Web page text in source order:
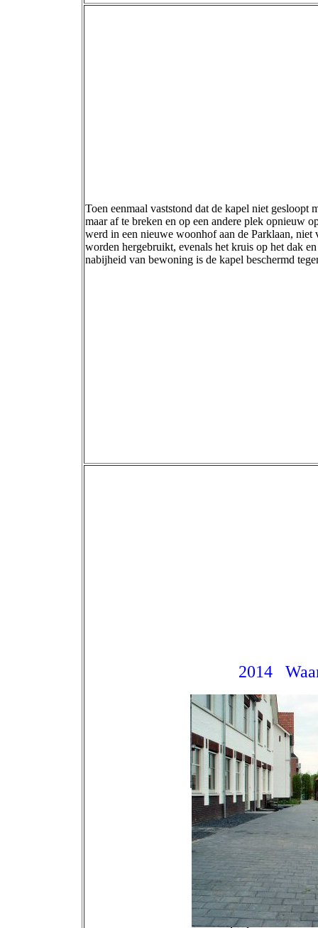
Toen eenmaal vaststond dat de kapel niet gesloopt
maar af te breken en op een andere plek opnieuw
werd in een nieuwe woonhof aan de Parklaan,
worden hergebruikt, evenals het kruis op het dak
nabijheid van bewoning is de kapel beschermd
2014